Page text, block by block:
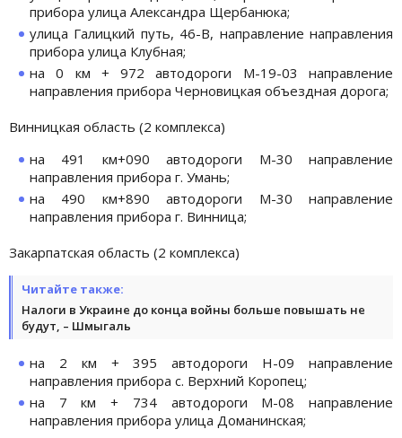
прибора улица Александра Щербанюка;
улица Галицкий путь, 46-В, направление направления
прибора улица Клубная;
на 0 км + 972 автодороги М-19-03 направление
направления прибора Черновицкая объездная дорога;
Винницкая область (2 комплекса)
на 491 км+090 автодороги М-30 направление
направления прибора г. Умань;
на 490 км+890 автодороги М-30 направление
направления прибора г. Винница;
Закарпатская область (2 комплекса)
Читайте также:
Налоги в Украине до конца войны больше повышать не
будут, – Шмыгаль
на 2 км + 395 автодороги Н-09 направление
направления прибора с. Верхний Коропец;
на 7 км + 734 автодороги М-08 направление
направления прибора улица Доманинская;